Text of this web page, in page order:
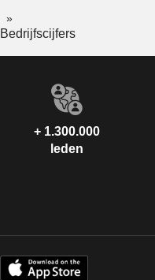
Bedrijfscijfers
+ 1.300.000
leden